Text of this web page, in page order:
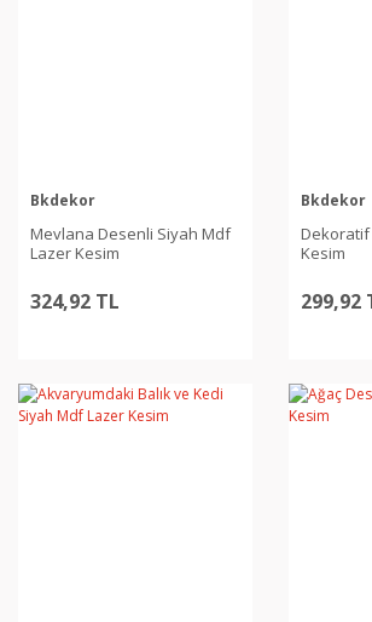
Bkdekor
Mevlana Desenli Siyah Mdf
Lazer Kesim
324,92 TL
Bkdekor
Dekoratif
Kesim
299,92